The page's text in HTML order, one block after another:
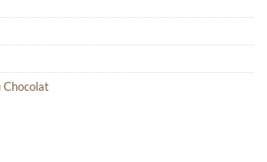
Chocolat